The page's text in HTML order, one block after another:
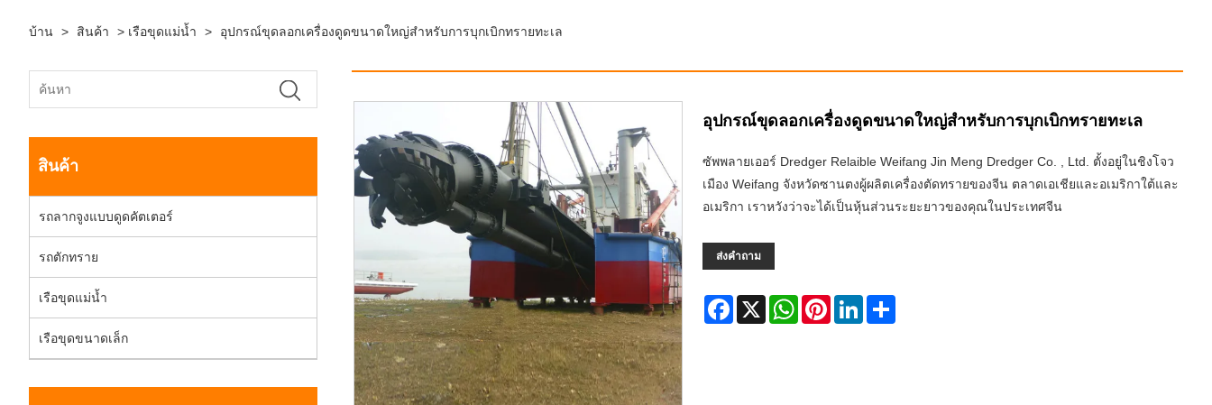
บ้าน > สินค้า > เรือขุดแม่น้ำ > อุปกรณ์ขุดลอกเครื่องดูดขนาดใหญ่สำหรับการบุกเบิกทรายทะเล
สินค้า
รถลากจูงแบบดูดคัตเตอร์
รถตักทราย
เรือขุดแม่น้ำ
เรือขุดขนาดเล็ก
อุปกรณ์ขุดลอกเครื่องดูดขนาดใหญ่สำหรับการบุกเบิกทรายทะเล
ซัพพลายเออร์ Dredger Relaible Weifang Jin Meng Dredger Co. , Ltd. ตั้งอยู่ในชิงโจว
เมือง Weifang จังหวัดซานตงผู้ผลิตเครื่องตัดทรายของจีน ตลาดเอเชียและอเมริกาใต้และ
อเมริกา เราหวังว่าจะได้เป็นหุ้นส่วนระยะยาวของคุณในประเทศจีน
ส่งคำถาม
Facebook
X WhatsAppPinterestLinkedIn